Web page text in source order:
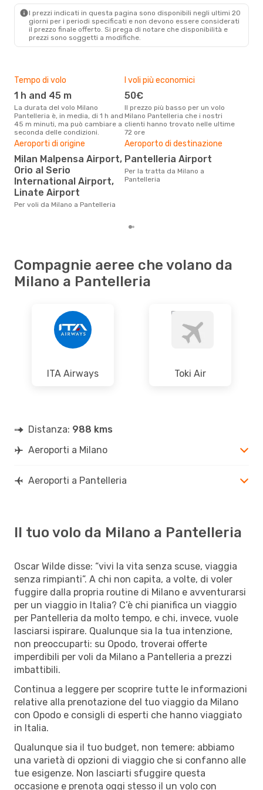
PNL- MIL
I prezzi indicati in questa pagina sono disponibili negli ultimi 20
giorni per i periodi specificati e non devono essere considerati
il ​​prezzo finale offerto. Si prega di notare che disponibilità e
prezzi sono soggetti a modifiche.
Tempo di volo
1 h and 45 m
La durata del volo Milano
Pantelleria è, in media, di 1 h and
45 m minuti, ma può cambiare a
seconda delle condizioni.
I voli più economici
50€
Il prezzo più basso per un volo
Milano Pantelleria che i nostri
clienti hanno trovato nelle ultime
72 ore
Aeroporti di origine
Milan Malpensa Airport,
Orio al Serio
International Airport,
Linate Airport
Per voli da Milano a Pantelleria
Aeroporto di destinazione
Pantelleria Airport
Per la tratta da Milano a
Pantelleria
Compagnie aeree che volano da
Milano a Pantelleria
ITA Airways Toki Air
Distanza: 988 kms
Aeroporti a Milano
Aeroporti a Pantelleria
Il tuo volo da Milano a Pantelleria
Oscar Wilde disse: “vivi la vita senza scuse, viaggia
senza rimpianti”. A chi non capita, a volte, di voler
fuggire dalla propria routine di Milano e avventurarsi
per un viaggio in Italia? C’è chi pianifica un viaggio
per Pantelleria da molto tempo, e chi, invece, vuole
lasciarsi ispirare. Qualunque sia la tua intenzione,
non preoccuparti: su Opodo, troverai offerte
imperdibili per voli da Milano a Pantelleria a prezzi
imbattibili.
Continua a leggere per scoprire tutte le informazioni
relative alla prenotazione del tuo viaggio da Milano
con Opodo e consigli di esperti che hanno viaggiato
in Italia.
Qualunque sia il tuo budget, non temere: abbiamo
una varietà di opzioni di viaggio che si confanno alle
tue esigenze. Non lasciarti sfuggire questa
occasione e prenota oggi stesso il un volo con